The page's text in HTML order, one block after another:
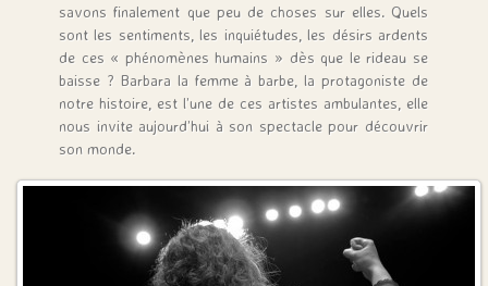
savons finalement que peu de choses sur elles. Quels
sont les sentiments, les inquiétudes, les désirs ardents
de ces « phénomènes humains » dès que le rideau se
baisse ? Barbara la femme à barbe, la protagoniste de
notre histoire, est l’une de ces artistes ambulantes, elle
nous invite aujourd’hui à son spectacle pour découvrir
son monde.